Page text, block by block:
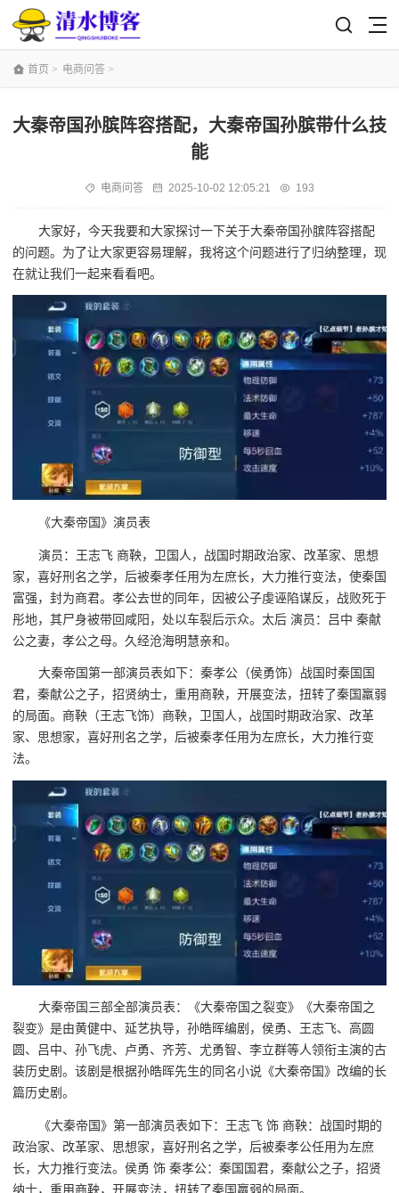
首页 > 电商问答 >
大秦帝国孙膑阵容搭配，大秦帝国孙膑带什么技
能
电商问答 2025-10-02 12:05:21 193
大家好，今天我要和大家探讨一下关于大秦帝国孙膑阵容搭配
的问题。为了让大家更容易理解，我将这个问题进行了归纳整理，现
在就让我们一起来看看吧。
《大秦帝国》演员表
演员：王志飞 商鞅，卫国人，战国时期政治家、改革家、思想
家，喜好刑名之学，后被秦孝任用为左庶长，大力推行变法，使秦国
富强，封为商君。孝公去世的同年，因被公子虔诬陷谋反，战败死于
彤地，其尸身被带回咸阳，处以车裂后示众。太后 演员：吕中 秦献
公之妻，孝公之母。久经沧海明慧亲和。
大秦帝国第一部演员表如下：秦孝公（侯勇饰）战国时秦国国
君，秦献公之子，招贤纳士，重用商鞅，开展变法，扭转了秦国羸弱
的局面。商鞅（王志飞饰）商鞅，卫国人，战国时期政治家、改革
家、思想家，喜好刑名之学，后被秦孝任用为左庶长，大力推行变
法。
大秦帝国三部全部演员表：《大秦帝国之裂变》《大秦帝国之
裂变》是由黄健中、延艺执导，孙皓晖编剧，侯勇、王志飞、高圆
圆、吕中、孙飞虎、卢勇、齐芳、尤勇智、李立群等人领衔主演的古
装历史剧。该剧是根据孙皓晖先生的同名小说《大秦帝国》改编的长
篇历史剧。
《大秦帝国》第一部演员表如下：王志飞 饰 商鞅：战国时期的
政治家、改革家、思想家，喜好刑名之学，后被秦孝公任用为左庶
长，大力推行变法。侯勇 饰 秦孝公：秦国国君，秦献公之子，招贤
纳士，重用商鞅，开展变法，扭转了秦国羸弱的局面。